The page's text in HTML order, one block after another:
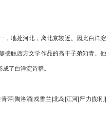
地处河北，离北京较近。因此白洋淀
接触西方文学作品的高干子弟知青。他
了白洋淀诗群。
|陶洛涌|戎雪兰|北岛|江河|严力|彭刚|